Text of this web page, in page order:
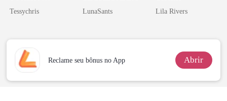
Bilionário
Tessychris LunaSants Lila Rivers
Reclame seu bônus no App Abrir